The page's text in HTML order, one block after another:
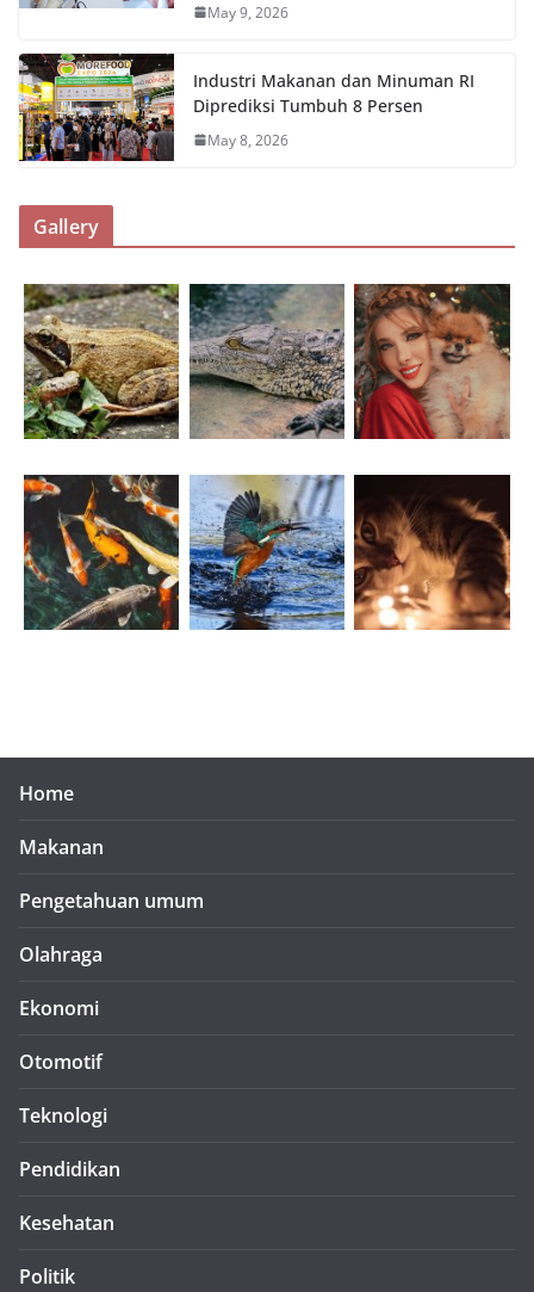
May 9, 2026
Industri Makanan dan Minuman RI
Diprediksi Tumbuh 8 Persen
May 8, 2026
Gallery
Home
Makanan
Pengetahuan umum
Olahraga
Ekonomi
Otomotif
Teknologi
Pendidikan
Kesehatan
Politik